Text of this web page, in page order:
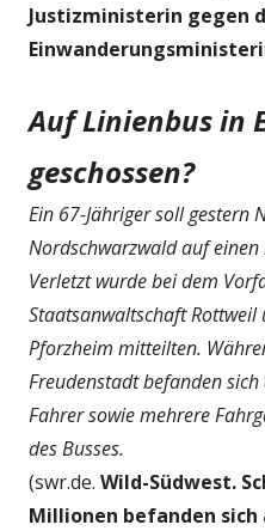
Justizministerin gegen
Auf Linienbus in
geschossen?
Ein 67-Jähriger soll gestern
Nordschwarzwald auf einen
Verletzt wurde bei dem
Staatsanwaltschaft
Pforzheim mitteilten.
Freudenstadt befanden
Fahrer sowie mehrere
des Busses.
(swr.de. Wild-Südwest.
Millionen befanden sich